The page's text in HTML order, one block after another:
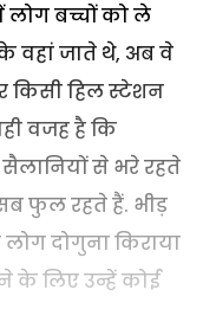
लोग बच्चों को ले
वहां जाते थे, अब वे
किसी हिल स्टेशन
वजह है कि
से भरे रहते
सब फुल रहते हैं. भीड़
दोगुना किराया
के लिए उन्हें कोई